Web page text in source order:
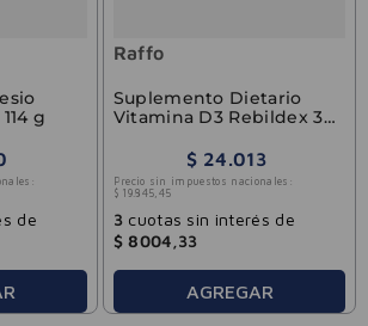
g
de
Raffo
Suplemento Dietario
Vitamina D3 Rebildex 30
$ 24.013
Precio sin impuestos nacionales:
$ 19.845 45
3cuotas sin interés de
$ 8004 33
AGREGAR